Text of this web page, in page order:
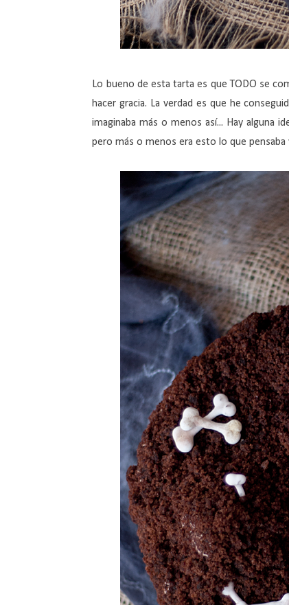
Lo bueno de esta tarta es que TODO se
hacer gracia. La verdad es que he
imaginaba más o menos así... Hay alguna
pero más o menos era esto lo que pensaba